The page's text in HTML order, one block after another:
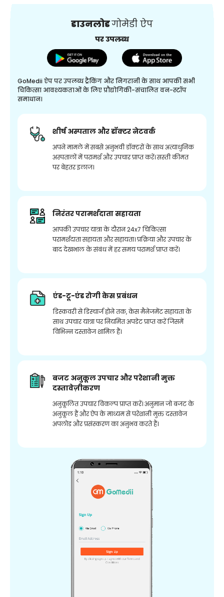
डाउनलोडगोमेडी ऐप
पर उपलब्ध
GoMedii ऐप पर उपलब्ध ट्रैकिंग और निगरानी के साथ आपकी सभी
चिकित्सा आवश्यकताओं के लिए प्रौद्योगिकी-संचालित वन-स्टॉप
समाधान।
शीर्ष अस्पताल और डॉक्टर नेटवर्क
अपने मामले में सबसे अनुभवी डॉक्टरों के साथ अत्याधुनिक
अस्पतालों में परामर्श और उपचार प्राप्त करें। सस्ती कीमत
पर बेहतर इलाज।
निरंतर परामर्शदाता सहायता
आपकी उपचार यात्रा के दौरान 24x7 चिकित्सा
परामर्शदाता सहायता और सहायता। प्रक्रिया और उपचार के
बाद देखभाल के संबंध में हर समय परामर्श प्राप्त करें।
एंड-टू-एंड रोगी केस प्रबंधन
डिस्कवरी से डिस्चार्ज होने तक, केस मैनेजमेंट सहायता के
साथ उपचार यात्रा पर नियमित अपडेट प्राप्त करें जिसमें
विभिन्न दस्तावेज शामिल हैं।
बजट अनुकूल उपचार और परेशानी मुक्त
दस्तावेज़ीकरण
अनुकूलित उपचार विकल्प प्राप्त करें। अनुमान जो बजट के
अनुकूल हैं और ऐप के माध्यम से परेशानी मुक्त दस्तावेज
अपलोड और प्रसंस्करण का अनुभव करते हैं।